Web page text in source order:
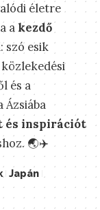
életre
a kezdő
szó esik
és a
Ázsiába
és inspirációt
🌏✈️
Japán